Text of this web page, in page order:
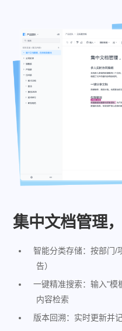
集中文档管理
智能分类存储：按部门/
告）
一键精准搜索：输入"模
内容检索
版本回溯：实时更新并